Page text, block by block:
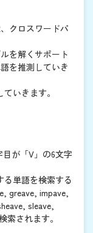
クロスワードパ
を解くサポート
を推測していき
いきます。
が「V」の6文字
る単語を検索する
greave, impave,
sleave,
されます。